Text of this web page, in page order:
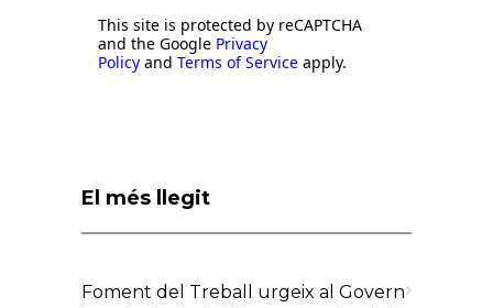
This site is protected by reCAPTCHA
and the Google Privacy
Policy and Terms of Service apply.
El més llegit
Foment del Treball urgeix al Govern